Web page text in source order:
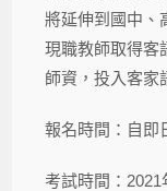
將延伸到國中、
現職教師取得客
師資，投入客家
報名時間：自即
考試時間：2021